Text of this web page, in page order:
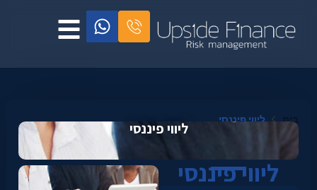
בית ליווי פיננסי
ליווי פיננסי
ליווי פיננסי